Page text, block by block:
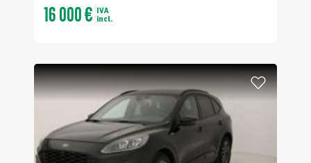
16 000 € IVA
incl.